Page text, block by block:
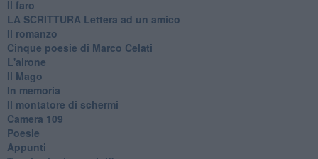
Il faro
​LA SCRITTURA Lettera ad un amico
Il romanzo
Cinque poesie di Marco Celati
L'airone
Il Mago
In memoria
Il montatore di schermi
Camera 109
Poesie
Appunti